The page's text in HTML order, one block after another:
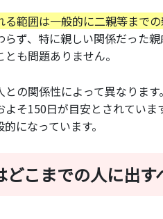
る範囲は一般的に二親等までの
らず、特に親しい関係だった
も問題ありません。
の関係性によって異なりま
よそ150日が目安とされてい
になっています。
こまでの人に出す